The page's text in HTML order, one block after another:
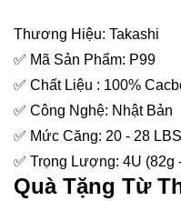
Thương Hiệu: Takashi
✅ Mã Sản Phẩm: P99
✅ Chất Liệu : 100%
✅ Công Nghệ: Nhật Bản
✅ Mức Căng: 20 - 28
✅ Trọng Lượng: 4U (82g
Quà Tặng Từ